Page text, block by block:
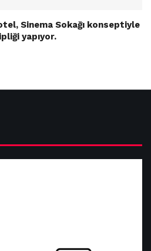
Sinema Sokağı konseptiyle
yapıyor.